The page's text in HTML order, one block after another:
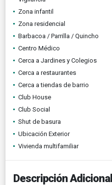
Zona infantil
Zona residencial
Barbacoa / Parrilla / Quincho
Centro Médico
Cerca a Jardines y Colegios
Cerca a restaurantes
Cerca a tiendas de barrio
Club House
Club Social
Shut de basura
Ubicación Exterior
Vivienda multifamiliar
Descripción Adicional